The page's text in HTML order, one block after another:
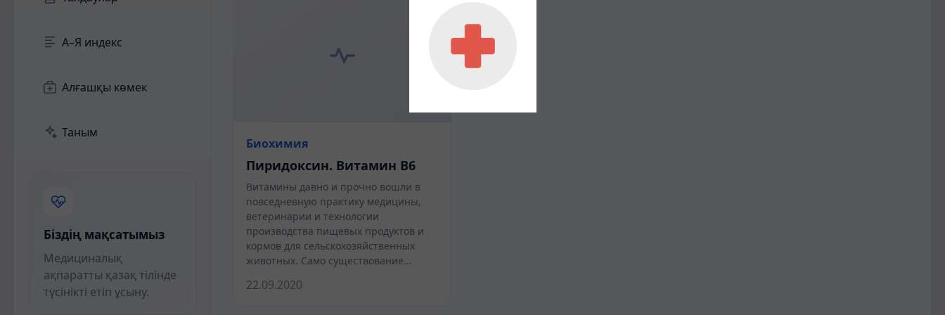
А–Я индекс
Алғашқы көмек
Таным
Біздің мақсатымыз
Медициналық
ақпаратты қазақ тілінде
түсінікті етіп ұсыну.
Биохимия
Пиридоксин. Витамин В6
Витамины давно и прочно вошли в
повседневную практику медицины,
ветеринарии и технологии
производства пищевых продуктов и
кормов для сельскохозяйственных
животных. Само существование…
22.09.2020